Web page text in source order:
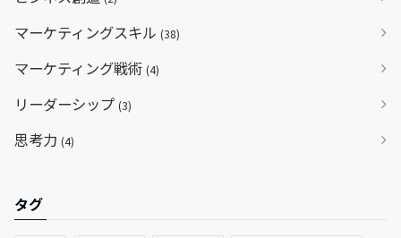
マーケティングスキル (38)
マーケティング戦術 (4)
リーダーシップ (3)
思考力 (4)
タグ